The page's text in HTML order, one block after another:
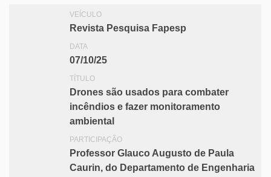
VEÍCULO
Revista Pesquisa Fapesp
DATA
07/10/25
TÍTULO
Drones são usados para combater
incêndios e fazer monitoramento
ambiental
PARTICIPAÇÃO
Professor Glauco Augusto de Paula
Caurin, do Departamento de Engenharia